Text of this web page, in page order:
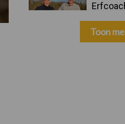
keuzes
Toon